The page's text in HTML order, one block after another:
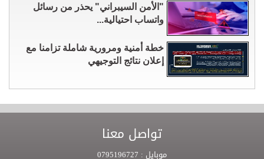
"الأمن السيبراني" يحذر من رسائل
واتساب احتيالية...
خطة أمنية ومرورية شاملة تزامنا مع
إعلان نتائج التوجيهي
تواصل معنا
موبايل :